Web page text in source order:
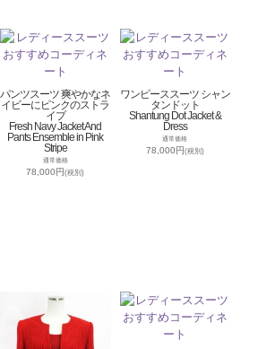
パンツスーツ 爽やかなネ
イビーにピンクのストラ
イプ
Fresh Navy Jacket And
Pants Ensemble in Pink
Stripe
通常価格
78,000円(税別)
ワンピーススーツ シャン
タンドット
Shantung Dot Jacket &
Dress
通常価格
78,000円(税別)